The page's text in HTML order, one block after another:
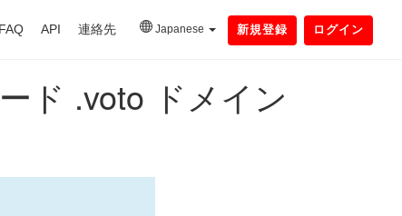
FAQ API 連絡先 Japanese 新規登録 ログイン
ド .voto ドメイン